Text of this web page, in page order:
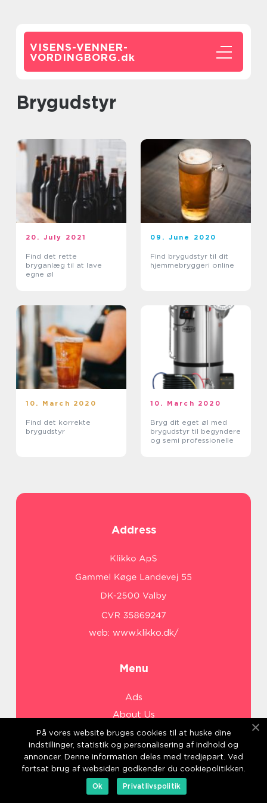
VISENS-VENNER-
VORDINGBORG.dk
brygudstyr
20. July 2021
Find det rette
bryganlæg til at lave
egne øl
09. June 2020
Find brygudstyr til dit
hjemmebryggeri online
10. March 2020
Find det korrekte
brygudstyr
10. March 2020
Bryg dit eget øl med
brygudstyr til begyndere
og semi professionelle
Address
web: www.klikko.dk/
Menu
Ads
About Us
Cookies
Contact
Sitemap
På vores website bruges cookies til at huske dine
indstillinger, statistik og personalisering af indhold og
annoncer. Denne information deles med tredjepart. Ved
fortsat brug af websiden godkender du cookiepolitikken.
Ok
Privatlivspolitik